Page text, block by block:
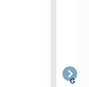
Gıda